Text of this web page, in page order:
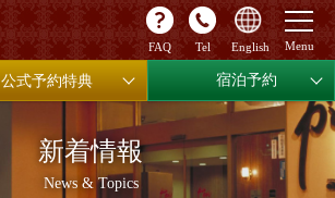
新着情報
News & Topics
FAQ Tel English
公式予約特典 宿泊予約